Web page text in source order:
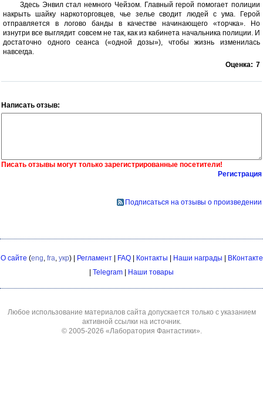
Здесь Энвил стал немного Чейзом. Главный герой помогает полиции
накрыть шайку наркоторговцев, чье зелье сводит людей с ума. Герой
отправляется в логово банды в качестве начинающего «торчка». Но
изнутри все выглядит совсем не так, как из кабинета начальника полиции. И
достаточно одного сеанса («одной дозы»), чтобы жизнь изменилась
навсегда.
Оценка: 7
Написать отзыв:
Писать отзывы могут только зарегистрированные посетители!
Регистрация
Подписаться на отзывы о произведении
О сайте (eng, fra, укр) | Регламент| FAQ| Контакты Наши награды
ВКонтакте
Telegram Наши товары
Любое использование материалов сайта допускается только с указанием
активной ссылки на источник.
© 2005-2026 «Лаборатория Фантастики».